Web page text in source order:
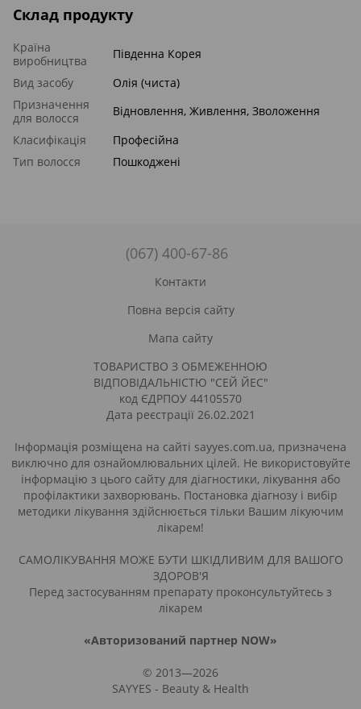
Склад продукту
Країна
виробництва
Південна Корея
Вид засобу
Олія (чиста)
Призначення
для волосся
Відновлення, Живлення, Зволоження
Класифікація
Професійна
Тип волосся
Пошкоджені
(067) 400-67-86
Контакти
Повна версія сайту
Мапа сайту
ТОВАРИСТВО З ОБМЕЖЕННОЮ
ВІДПОВІДАЛЬНІСТЮ "СЕЙ ЙЕС"
код ЄДРПОУ 44105570
Дата реєстрації 26.02.2021
Інформація розміщена на сайті sayyes.com.ua, призначена
виключно для ознайомлювальних цілей. Не використовуйте
інформацію з цього сайту для діагностики, лікування або
профілактики захворювань. Постановка діагнозу і вибір
методики лікування здійснюється тільки Вашим лікуючим
лікарем!
САМОЛІКУВАННЯ МОЖЕ БУТИ ШКІДЛИВИМ ДЛЯ ВАШОГО
ЗДОРОВ'Я
Перед застосуванням препарату проконсультуйтесь з
лікарем
«Авторизований партнер NOW»
© 2013—2026
SAYYES - Beauty & Health